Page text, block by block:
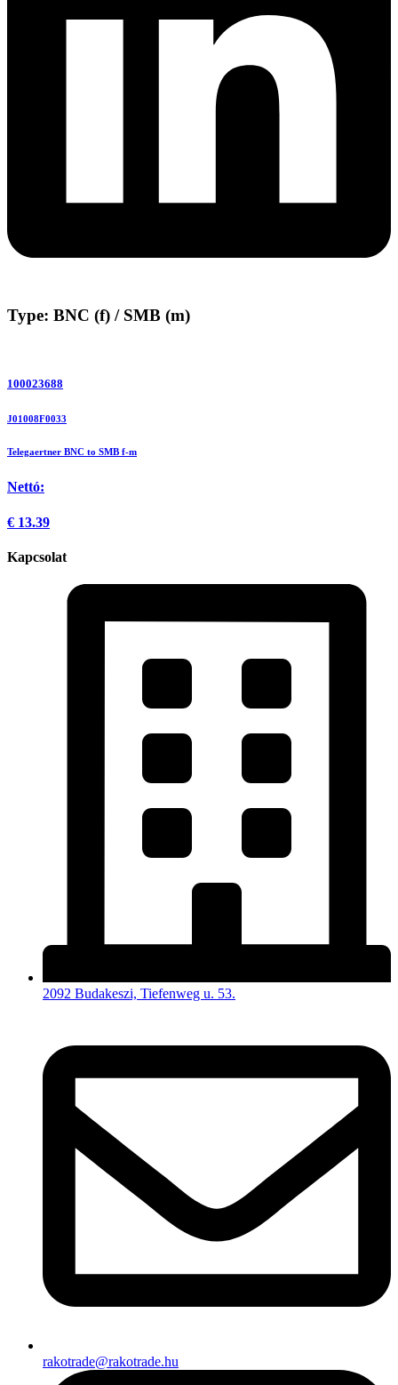
Type: BNC (f) / SMB (m)
100023688
J01008F0033
Telegaertner BNC to SMB f-m
Nettó:
€ 13.39
Kapcsolat
2092 Budakeszi, Tiefenweg u. 53.
rakotrade@rakotrade.hu